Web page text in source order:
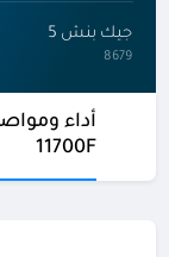
جيك بنش 5
8679
11700F